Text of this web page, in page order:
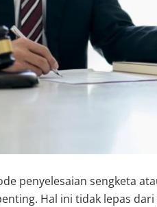
penyelesaian sengketa
Hal ini tidak lepas